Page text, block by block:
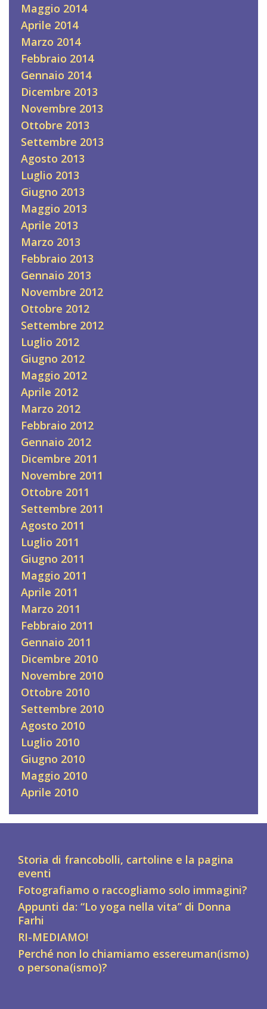
Maggio 2014
Aprile 2014
Marzo 2014
Febbraio 2014
Gennaio 2014
Dicembre 2013
Novembre 2013
Ottobre 2013
Settembre 2013
Agosto 2013
Luglio 2013
Giugno 2013
Maggio 2013
Aprile 2013
Marzo 2013
Febbraio 2013
Gennaio 2013
Novembre 2012
Ottobre 2012
Settembre 2012
Luglio 2012
Giugno 2012
Maggio 2012
Aprile 2012
Marzo 2012
Febbraio 2012
Gennaio 2012
Dicembre 2011
Novembre 2011
Ottobre 2011
Settembre 2011
Agosto 2011
Luglio 2011
Giugno 2011
Maggio 2011
Aprile 2011
Marzo 2011
Febbraio 2011
Gennaio 2011
Dicembre 2010
Novembre 2010
Ottobre 2010
Settembre 2010
Agosto 2010
Luglio 2010
Giugno 2010
Maggio 2010
Aprile 2010
Storia di francobolli, cartoline e la pagina
eventi
Fotografiamo o raccogliamo solo immagini?
Appunti da: “Lo yoga nella vita” di Donna
Farhi
RI-MEDIAMO!
Perché non lo chiamiamo essereuman(ismo)
o persona(ismo)?